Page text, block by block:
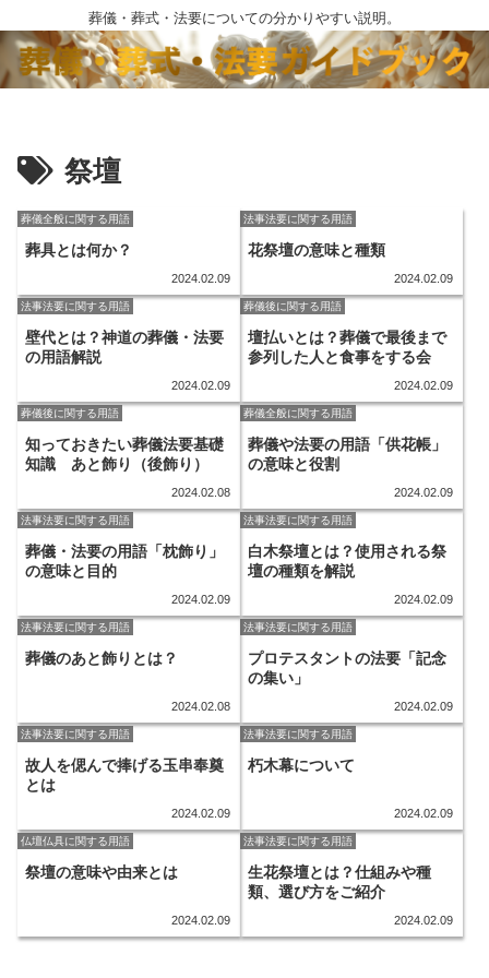
葬儀・葬式・法要についての分かりやすい説明。
祭壇
葬儀全般に関する用語
葬具とは何か？
2024.02.09
法事法要に関する用語
花祭壇の意味と種類
2024.02.09
法事法要に関する用語
壁代とは？神道の葬儀・法要
の用語解説
2024.02.09
葬儀後に関する用語
壇払いとは？葬儀で最後まで
参列した人と食事をする会
2024.02.09
葬儀後に関する用語
知っておきたい葬儀法要基礎
知識 あと飾り（後飾り）
2024.02.08
葬儀全般に関する用語
葬儀や法要の用語「供花帳」
の意味と役割
2024.02.09
法事法要に関する用語
葬儀・法要の用語「枕飾り」
の意味と目的
2024.02.09
法事法要に関する用語
白木祭壇とは？使用される祭
壇の種類を解説
2024.02.09
法事法要に関する用語
葬儀のあと飾りとは？
2024.02.08
法事法要に関する用語
プロテスタントの法要「記念
の集い」
2024.02.09
法事法要に関する用語
故人を偲んで捧げる玉串奉奠
とは
2024.02.09
法事法要に関する用語
朽木幕について
2024.02.09
仏壇仏具に関する用語
祭壇の意味や由来とは
2024.02.09
法事法要に関する用語
生花祭壇とは？仕組みや種
類、選び方をご紹介
2024.02.09